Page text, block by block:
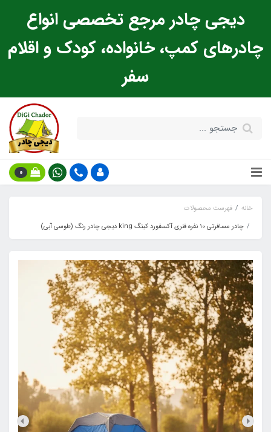
دیجی چادر مرجع تخصصی انواع
چادرهای کمپ، خانواده، کودک و اقلام
سفر
0
خانه
فهرست محصولات
چادر مسافرتی ۱۰ نفره فنری آکسفورد کینگ king دیجی چادر رنگ (طوسی آبی)